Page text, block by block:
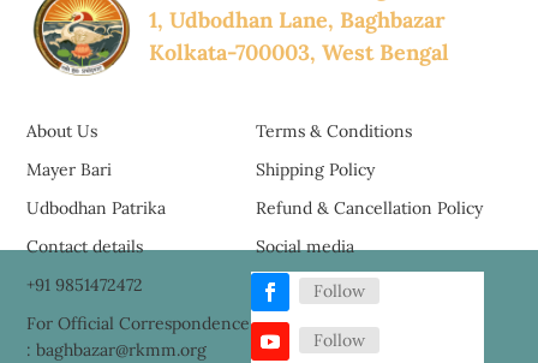
1, Udbodhan Lane, Baghbazar
Kolkata-700003, West Bengal
About Us
Mayer Bari
Udbodhan Patrika
Terms & Conditions
Shipping Policy
Refund & Cancellation Policy
Contact details
+91 9851472472
For Official Correspondence
: baghbazar@rkmm.org
Social media
Follow
Follow